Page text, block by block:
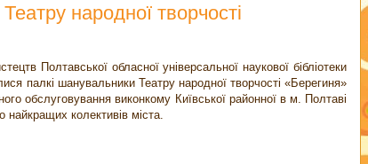
народної творчості
обласної універсальної наукової бібліотеки
палкі шанувальники Театру народної творчості «Берегиня»
обслуговування виконкому Київської районної в м. Полтаві
колективів міста.